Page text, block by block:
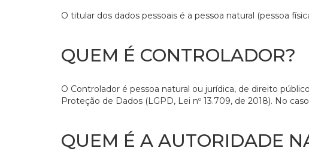
O titular dos dados pessoais é a pessoa natural (pessoa
QUEM É CONTROLADOR?
O Controlador é pessoa natural ou jurídica, de direito
Proteção de Dados (LGPD, Lei nº 13.709, de 2018). No
QUEM É A AUTORIDADE